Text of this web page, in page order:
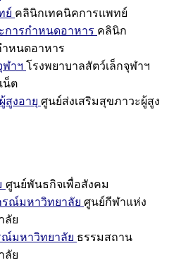
ย์ คลินิกเทคนิคการแพทย์
ารกำหนดอาหาร คลินิก
หนดอาหาร
ฬาฯ โรงพยาบาลสัตว์เล็กจุฬาฯ
น็ต
สูงอายุ ศูนย์ส่งเสริมสุขภาวะผู้สูง
ศูนย์พันธกิจเพื่อสังคม
รณ์มหาวิทยาลัย ศูนย์กีฬาแห่ง
ลัย
ณ์มหาวิทยาลัย ธรรมสถาน
ลัย